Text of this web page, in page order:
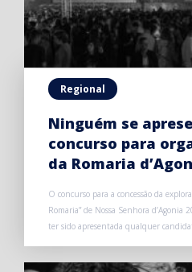
Regional
Ninguém se
concurso para
da Romaria
O concurso para a concessão da
Romaria” de Nossa Senhora d’Agonia
ter sido apresentada qualquer